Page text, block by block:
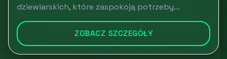
dziewiarskich, które zaspokoją potrzeby...
ZOBACZ SZCZEGÓŁY